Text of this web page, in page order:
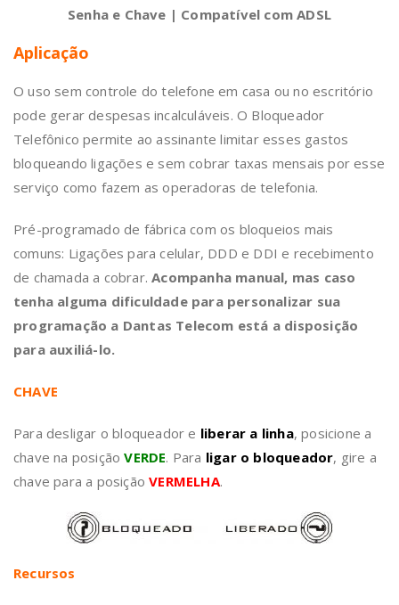
Senha e Chave | Compatível com ADSL
Aplicação
O uso sem controle do telefone em casa ou no escritório
pode gerar despesas incalculáveis. O Bloqueador
Telefônico permite ao assinante limitar esses gastos
bloqueando ligações e sem cobrar taxas mensais por esse
serviço como fazem as operadoras de telefonia.
Pré-programado de fábrica com os bloqueios mais
comuns: Ligações para celular, DDD e DDI e recebimento
de chamada a cobrar.Acompanha manual, mas caso
tenha alguma dificuldade para personalizar sua
programação a Dantas Telecom está a disposição
para auxiliá-lo.
CHAVE
Para desligar o bloqueador e liberar a linha, posicione a
chave na posiçãoVERDE. Para ligar o bloqueador, gire a
chave para a posiçãoVERMELHA.
Recursos